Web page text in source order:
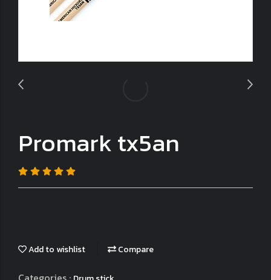
Promark tx5an
Add to wishlist Compare